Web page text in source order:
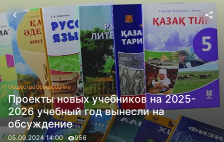
ОбществоОбразование
Проекты новых учебников на 2025-
2026 учебный год вынесли на
обсуждение
05.09.2024 14:00 956